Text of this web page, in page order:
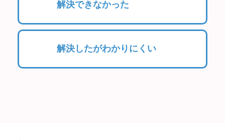
解決できなかった
解決したがわかりにくい